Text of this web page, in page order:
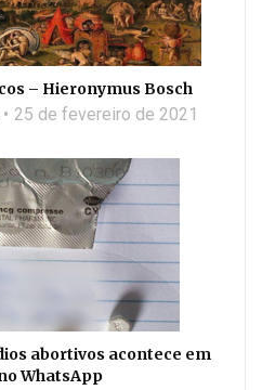
– Hieronymus Bosch
25 de fevereiro de 2021
abortivos acontece em
WhatsApp